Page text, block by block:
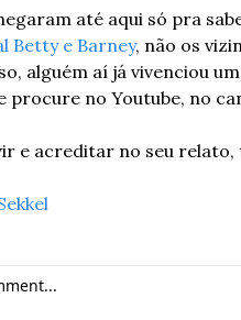
até aqui só pra
Betty e Barney, não os
alguém aí já vivenciou
procure no Youtube, no
e acreditar no seu